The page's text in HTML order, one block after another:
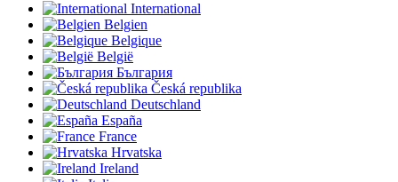
International
Belgien
Belgique
België
България
Česká republika
Deutschland
España
France
Hrvatska
Ireland